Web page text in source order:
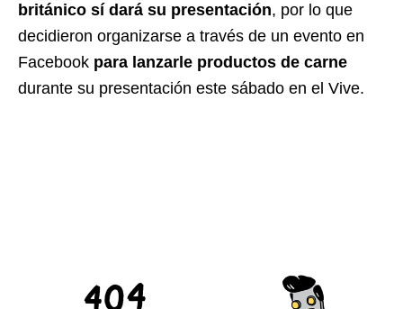
británico sí dará su presentación, por lo que
decidieron organizarse a través de un evento en
Facebook para lanzarle productos de carne
durante su presentación este sábado en el Vive.